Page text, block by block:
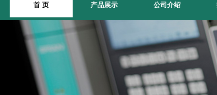
首 页 产品展示 公司介绍